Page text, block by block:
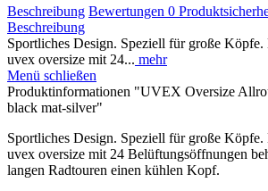
Beschreibung Bewertungen 0
Beschreibung
Sportliches Design. Speziell für große
uvex oversize mit 24... mehr
Menü schließen
Produktinformationen "UVEX Oversize
black mat-silver"
Sportliches Design. Speziell für große
uvex oversize mit 24 Belüftungsöffnungen
langen Radtouren einen kühlen Kopf.